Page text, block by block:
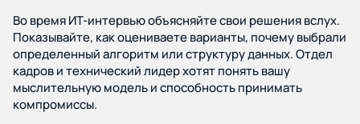
Во время ИТ-интервью объясняйте свои решения вслух.
Показывайте, как оцениваете варианты, почему выбрали
определенный алгоритм или структуру данных. Отдел
кадров и технический лидер хотят понять вашу
мыслительную модель и способность принимать
компромиссы.